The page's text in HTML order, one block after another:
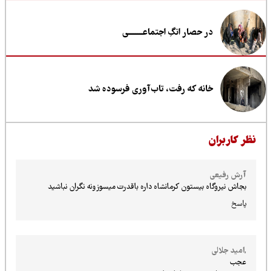
در حصار انگِ اجتماعــــــــی
خانه که رفت، تاب‌آوری فرسوده شد
کاربران
آرش رفیعی
بجاش نیروگاه بیستون کرمانشاه داره باقدرت میسوزونه نگران نباشید
,امید جلالی